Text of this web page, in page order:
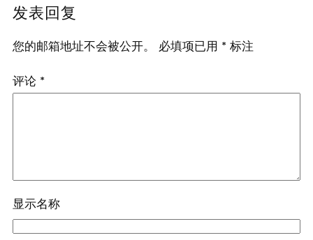
发表回复
您的邮箱地址不会被公开。 必填项已用 * 标注
评论 *
显示名称